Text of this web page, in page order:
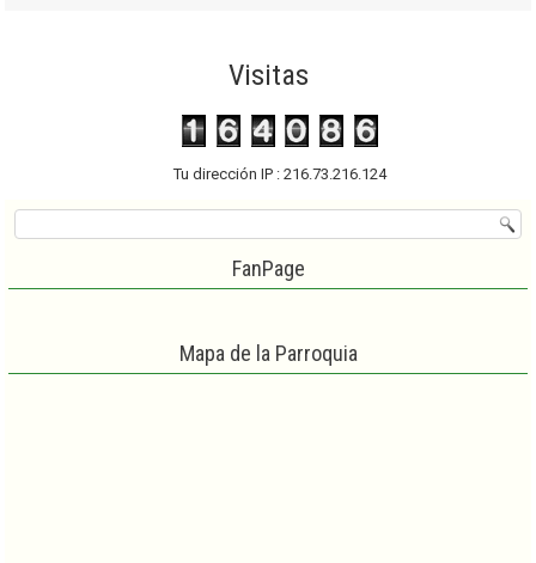
Visitas
Tu dirección IP : 216.73.216.124
FanPage
Mapa de la Parroquia